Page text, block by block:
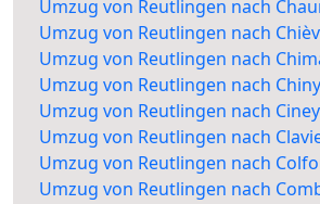
Umzug von Reutlingen nach
Umzug von Reutlingen nach
Umzug von Reutlingen nach
Umzug von Reutlingen nach Chiny
Umzug von Reutlingen nach Ciney
Umzug von Reutlingen nach
Umzug von Reutlingen nach
Umzug von Reutlingen nach